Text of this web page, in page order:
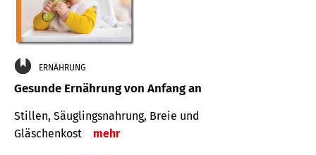
ERNÄHRUNG
Gesunde Ernährung von Anfang an
Stillen, Säuglingsnahrung, Breie und
Gläschenkost
mehr